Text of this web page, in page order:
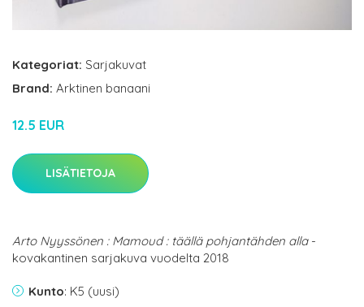
Kategoriat: Sarjakuvat
Brand: Arktinen banaani
12.5 EUR
LISÄTIETOJA
Arto Nyyssönen : Mamoud : täällä pohjantähden alla-
kovakantinen sarjakuva vuodelta 2018
Kunto: K5 (uusi)